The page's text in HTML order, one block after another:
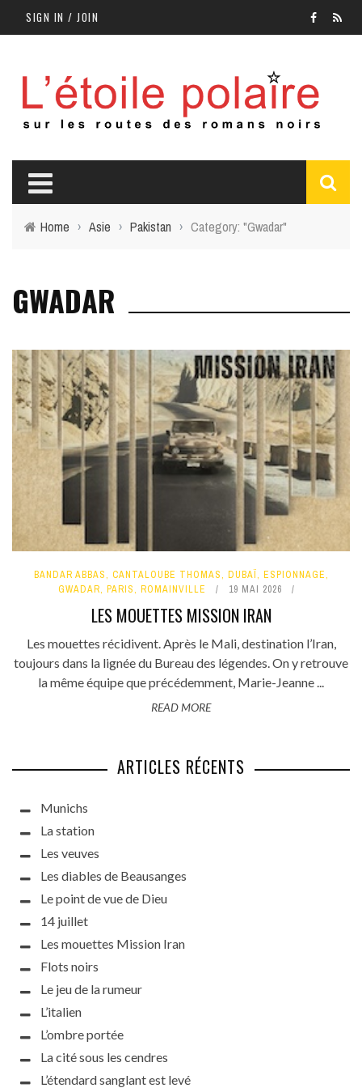
SIGN IN / JOIN
Home › Asie › Pakistan › Category: "Gwadar"
GWADAR
BANDAR ABBAS, CANTALOUBE THOMAS, DUBAÏ, ESPIONNAGE,
GWADAR, PARIS, ROMAINVILLE 19 MAI 2026
LES MOUETTES MISSION IRAN
Les mouettes récidivent. Après le Mali, destination l’Iran,
toujours dans la lignée du Bureau des légendes. On y retrouve
la même équipe que précédemment, Marie-Jeanne ...
READ MORE
ARTICLES RÉCENTS
Munichs
La station
Les veuves
Les diables de Beausanges
Le point de vue de Dieu
14 juillet
Les mouettes Mission Iran
Flots noirs
Le jeu de la rumeur
L’italien
L’ombre portée
La cité sous les cendres
L’étendard sanglant est levé